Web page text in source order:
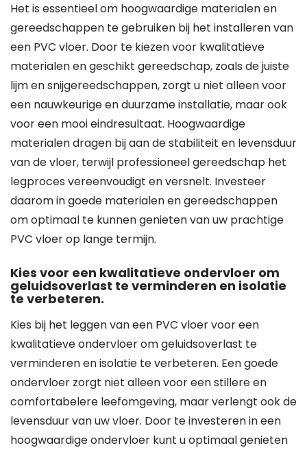
Het is essentieel om hoogwaardige materialen en
gereedschappen te gebruiken bij het installeren van
een PVC vloer. Door te kiezen voor kwalitatieve
materialen en geschikt gereedschap, zoals de juiste
lijm en snijgereedschappen, zorgt u niet alleen voor
een nauwkeurige en duurzame installatie, maar ook
voor een mooi eindresultaat. Hoogwaardige
materialen dragen bij aan de stabiliteit en levensduur
van de vloer, terwijl professioneel gereedschap het
legproces vereenvoudigt en versnelt. Investeer
daarom in goede materialen en gereedschappen
om optimaal te kunnen genieten van uw prachtige
PVC vloer op lange termijn.
Kies voor een kwalitatieve ondervloer om
geluidsoverlast te verminderen en isolatie
te verbeteren.
Kies bij het leggen van een PVC vloer voor een
kwalitatieve ondervloer om geluidsoverlast te
verminderen en isolatie te verbeteren. Een goede
ondervloer zorgt niet alleen voor een stillere en
comfortabelere leefomgeving, maar verlengt ook de
levensduur van uw vloer. Door te investeren in een
hoogwaardige ondervloer kunt u optimaal genieten